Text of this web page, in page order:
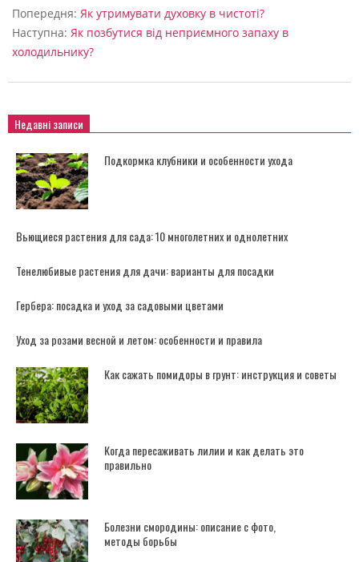
06-
05
Попередня: Як утримувати духовку в чистоті?
Наступна: Як позбутися від неприємного запаху в
холодильнику?
Недавні записи
Подкормка клубники и особенности ухода
Вьющиеся растения для сада: 10 многолетних и однолетних
Тенелюбивые растения для дачи: варианты для посадки
Гербера: посадка и уход за садовыми цветами
Уход за розами весной и летом: особенности и правила
Как сажать помидоры в грунт: инструкция и советы
Когда пересаживать лилии и как делать это
правильно
Болезни смородины: описание с фото,
методы борьбы